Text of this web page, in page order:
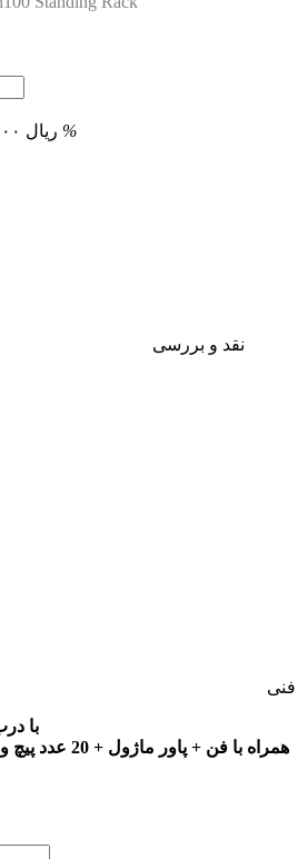
۵۳۷,۴۰۰,۰۰۰ ریال %
نقد و بررسی
فنی
با
همراه با فن +